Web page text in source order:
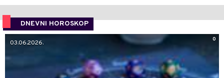
DNEVNI HOROSKOP
0
03.06.2026.